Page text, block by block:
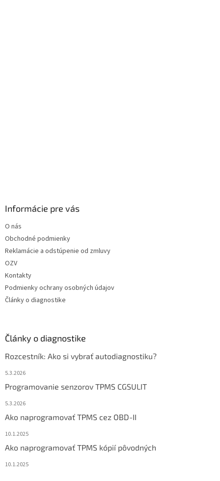
Informácie pre vás
O nás
Obchodné podmienky
Reklamácie a odstúpenie od zmluvy
OZV
Kontakty
Podmienky ochrany osobných údajov
Články o diagnostike
Články o diagnostike
Rozcestník: Ako si vybrať autodiagnostiku?
5.3.2026
Programovanie senzorov TPMS CGSULIT
5.3.2026
Ako naprogramovať TPMS cez OBD-II
10.1.2025
Ako naprogramovať TPMS kópií pôvodných
10.1.2025